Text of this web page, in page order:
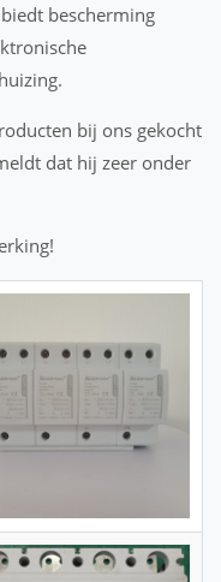
bescherming
bij ons gekocht
dat hij zeer onder